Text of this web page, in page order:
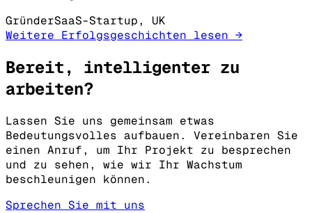
GründerSaaS-Startup, UK
Weitere Erfolgsgeschichten lesen →
Bereit, intelligenter zu
arbeiten?
Lassen Sie uns gemeinsam etwas
Bedeutungsvolles aufbauen. Vereinbaren Sie
einen Anruf, um Ihr Projekt zu besprechen
und zu sehen, wie wir Ihr Wachstum
beschleunigen können.
Sprechen Sie mit uns